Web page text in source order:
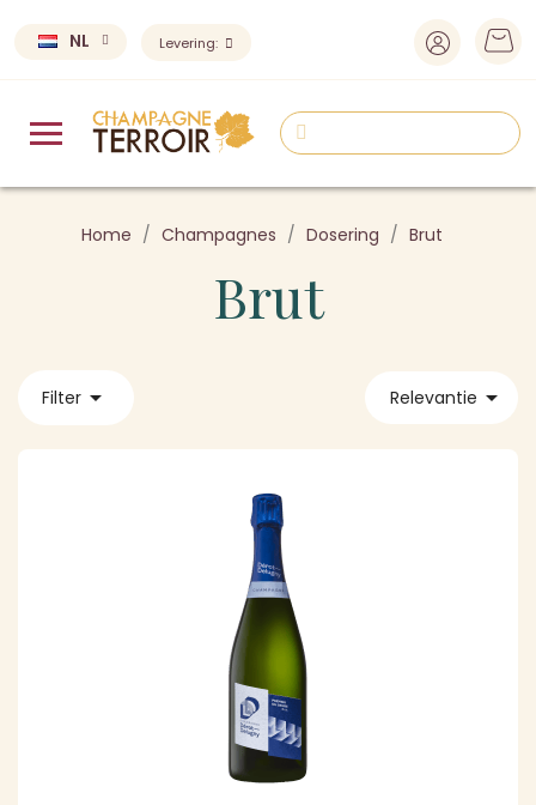
NL Levering:
Home Champagnes Dosering Brut
Brut
Filter  Relevantie 